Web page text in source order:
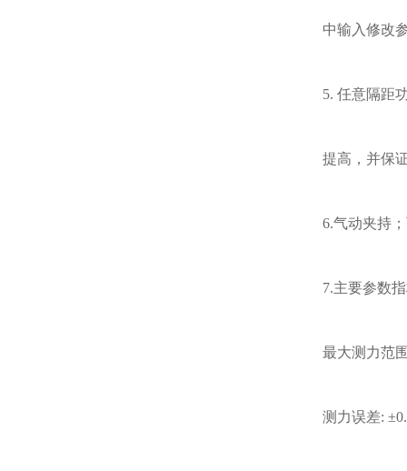
中输入修改
5. 任意隔距
提高，并保
6.气动夹持
7.主要参数
最大测力范
测力误差: ±